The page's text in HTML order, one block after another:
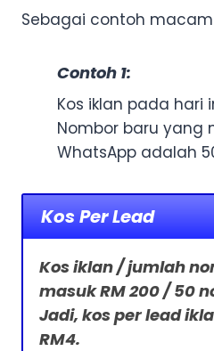
Sebagai contoh macam
Contoh 1:
Kos iklan pada hari
Nombor baru yang
WhatsApp adalah
Kos Per Lead
Kos iklan / jumlah
masuk RM 200 / 50
Jadi, kos per lead
RM4.